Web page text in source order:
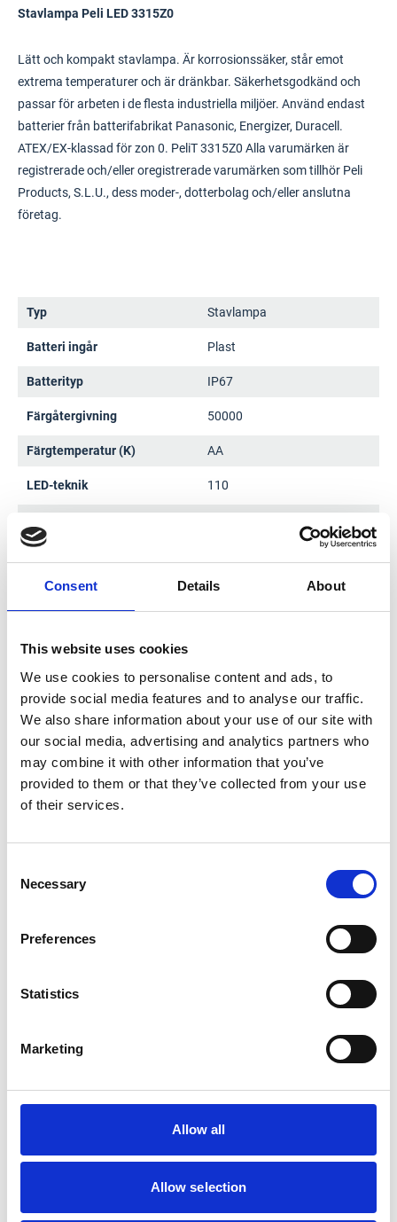
Consent Details About
This website uses cookies
We use cookies to personalise content and ads, to
provide social media features and to analyse our traffic.
We also share information about your use of our site with
our social media, advertising and analytics partners who
may combine it with other information that you’ve
provided to them or that they’ve collected from your use
of their services.
Selection
Necessary
Preferences
Statistics
Marketing
Allow all
Allow selection
Stavlampa Peli LED 3315Z0
Lätt och kompakt stavlampa. Är korrosionssäker, står emot
extrema temperaturer och är dränkbar. Säkerhetsgodkänd och
passar för arbeten i de flesta industriella miljöer. Använd endast
batterier från batterifabrikat Panasonic, Energizer, Duracell.
ATEX/EX-klassad för zon 0. PeliT 3315Z0 Alla varumärken är
registrerade och/eller oregistrerade varumärken som tillhör Peli
Products, S.L.U., dess moder-, dotterbolag och/eller anslutna
företag.
Typ Stavlampa
Batteri ingår Plast
Batterityp IP67
Färgåtergivning 50000
Färgtemperatur (K) AA
LED-teknik 110
Dokument
Produktdatablad